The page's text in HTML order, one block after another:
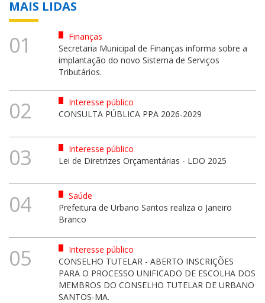
MAIS LIDAS
01
Finanças
Secretaria Municipal de Finanças informa sobre a
implantação do novo Sistema de Serviços
Tributários.
02
Interesse público
CONSULTA PÚBLICA PPA 2026-2029
03
Interesse público
Lei de Diretrizes Orçamentárias - LDO 2025
04
Saúde
Prefeitura de Urbano Santos realiza o Janeiro
Branco
05
Interesse público
CONSELHO TUTELAR - ABERTO INSCRIÇÕES
PARA O PROCESSO UNIFICADO DE ESCOLHA DOS
MEMBROS DO CONSELHO TUTELAR DE URBANO
SANTOS-MA.